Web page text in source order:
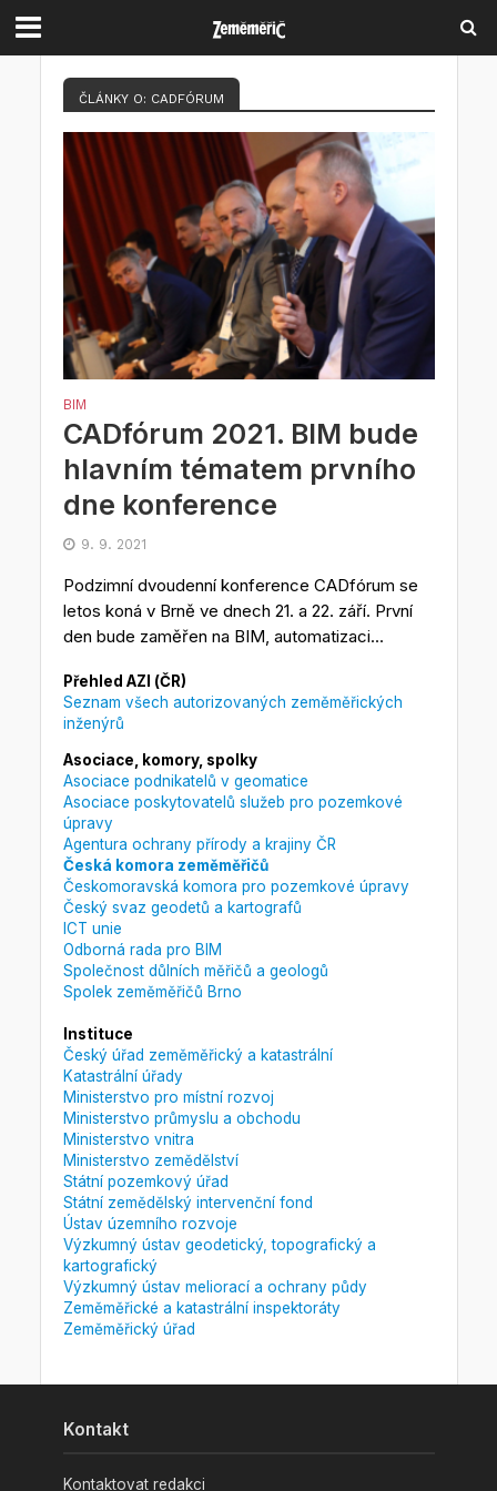
ČLÁNKY O: CADFÓRUM
BIM
CADfórum 2021. BIM bude
hlavním tématem prvního
dne konference
9. 9. 2021
Podzimní dvoudenní konference CADfórum se
letos koná v Brně ve dnech 21. a 22. září. První
den bude zaměřen na BIM, automatizaci...
Přehled AZI (ČR)
Seznam všech autorizovaných zeměměřických
inženýrů
Asociace, komory, spolky
Asociace podnikatelů v geomatice
Asociace poskytovatelů služeb pro pozemkové
úpravy
Agentura ochrany přírody a krajiny ČR
Česká komora zeměměřičů
Českomoravská komora pro pozemkové úpravy
Český svaz geodetů a kartografů
ICT unie
Odborná rada pro BIM
Společnost důlních měřičů a geologů
Spolek zeměměřičů Brno
Instituce
Český úřad zeměměřický a katastrální
Katastrální úřady
Ministerstvo pro místní rozvoj
Ministerstvo průmyslu a obchodu
Ministerstvo vnitra
Ministerstvo zemědělství
Státní pozemkový úřad
Státní zemědělský intervenční fond
Ústav územního rozvoje
Výzkumný ústav geodetický, topografický a
kartografický
Výzkumný ústav meliorací a ochrany půdy
Zeměměřické a katastrální inspektoráty
Zeměměřický úřad
Kontakt
Kontaktovat redakci